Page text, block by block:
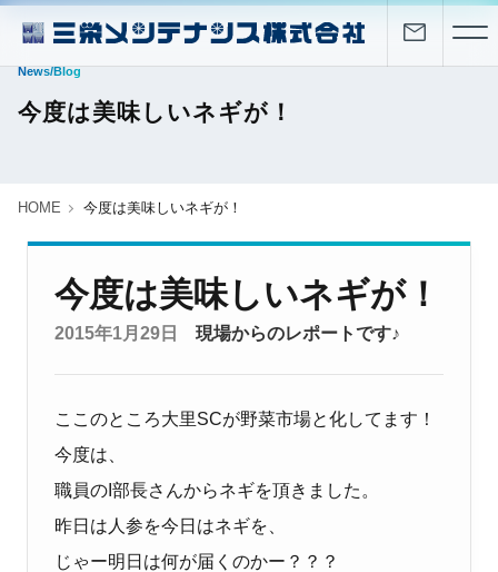
News/Blog
今度は美味しいネギが！
HOME 今度は美味しいネギが！
今度は美味しいネギが！
2015年1月29日 現場からのレポートです♪
ここのところ大里SCが野菜市場と化してます！
今度は、
職員のI部長さんからネギを頂きました。
昨日は人参を今日はネギを、
じゃー明日は何が届くのかー？？？